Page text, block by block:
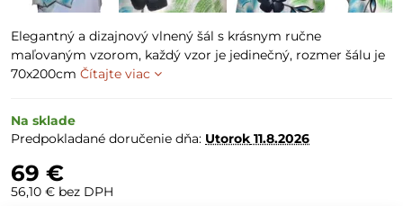
Elegantný a dizajnový vlnený šál s krásnym ručne
maľovaným vzorom, každý vzor je jedinečný, rozmer šálu je
70x200cm Čítajte viac
Na sklade
Predpokladané doručenie dňa: Utorok 11.8.2026
69 €
56,10 € bez DPH